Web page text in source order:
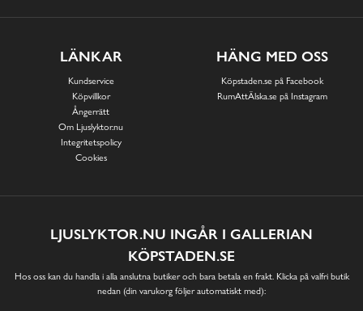
LÄNKAR
Kundservice
Köpvillkor
Ångerrätt
Om Ljuslyktor.nu
Integritetspolicy
Cookies
HÄNG MED OSS
Köpstaden.se på Facebook
RumAttÄlska.se på Instagram
LJUSLYKTOR.NU INGÅR I GALLERIAN
KÖPSTADEN.SE
Hos oss kan du handla i alla anslutna butiker och bara betala en frakt. Klicka på valfri butik
nedan (din varukorg följer automatiskt med):